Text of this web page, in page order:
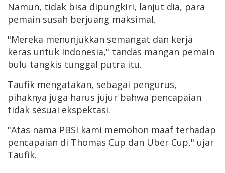
Namun, tidak bisa dipungkiri, lanjut dia, para
pemain susah berjuang maksimal.
"Mereka menunjukkan semangat dan kerja
keras untuk Indonesia," tandas mangan pemain
bulu tangkis tunggal putra itu.
Taufik mengatakan, sebagai pengurus,
pihaknya juga harus jujur bahwa pencapaian
tidak sesuai ekspektasi.
"Atas nama PBSI kami memohon maaf terhadap
pencapaian di Thomas Cup dan Uber Cup," ujar
Taufik.